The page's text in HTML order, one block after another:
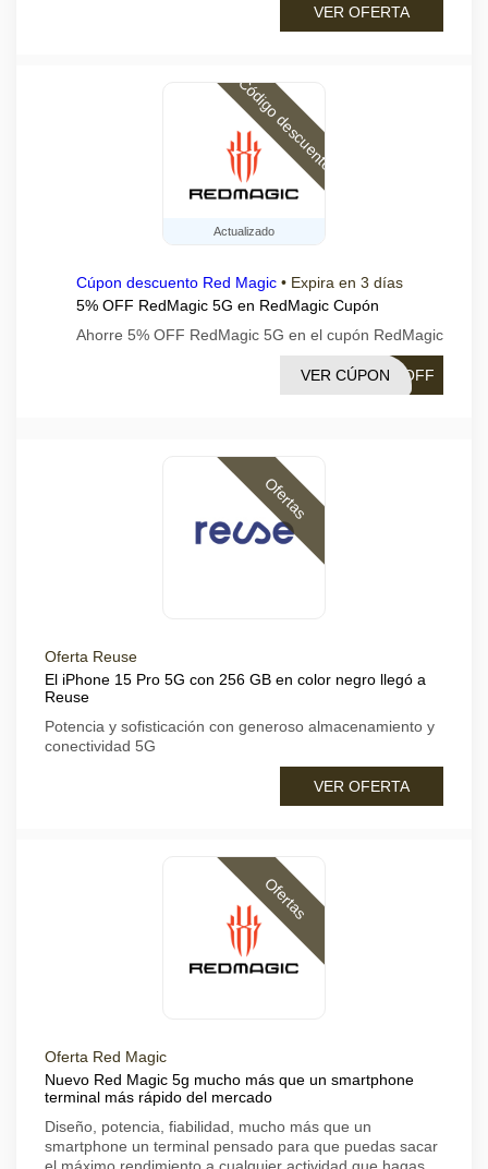
VER OFERTA
Actualizado
Código descuento
Cúpon descuento Red Magic • Expira en 3 días
5% OFF RedMagic 5G en RedMagic Cupón
Ahorre 5% OFF RedMagic 5G en el cupón RedMagic
%OFF
VER CÚPON
Ofertas
Oferta Reuse
El iPhone 15 Pro 5G con 256 GB en color negro llegó a
Reuse
Potencia y sofisticación con generoso almacenamiento y
conectividad 5G
VER OFERTA
Ofertas
Oferta Red Magic
Nuevo Red Magic 5g mucho más que un smartphone
terminal más rápido del mercado
Diseño, potencia, fiabilidad, mucho más que un
smartphone un terminal pensado para que puedas sacar